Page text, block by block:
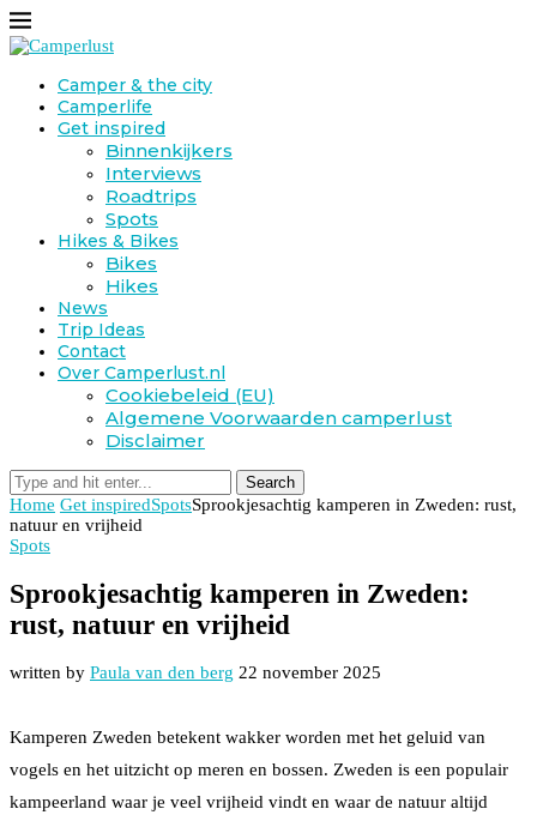
Camper & the city
Camperlife
Get inspired
Binnenkijkers
Interviews
Roadtrips
Spots
Hikes & Bikes
Bikes
Hikes
News
Trip Ideas
Contact
Over Camperlust.nl
Cookiebeleid (EU)
Algemene Voorwaarden camperlust
Disclaimer
Search
Home Get inspiredSpotsSprookjesachtig kamperen in Zweden: rust,
natuur en vrijheid
Spots
Sprookjesachtig kamperen in Zweden:
rust, natuur en vrijheid
written by Paula van den berg 22 november 2025
Kamperen Zweden betekent wakker worden met het geluid van
vogels en het uitzicht op meren en bossen. Zweden is een populair
kampeerland waar je veel vrijheid vindt en waar de natuur altijd